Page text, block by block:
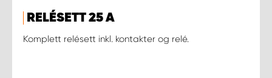
RELÉSETT 25 A
Komplett relésett inkl. kontakter og relé.